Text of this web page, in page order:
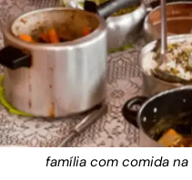
família com comida